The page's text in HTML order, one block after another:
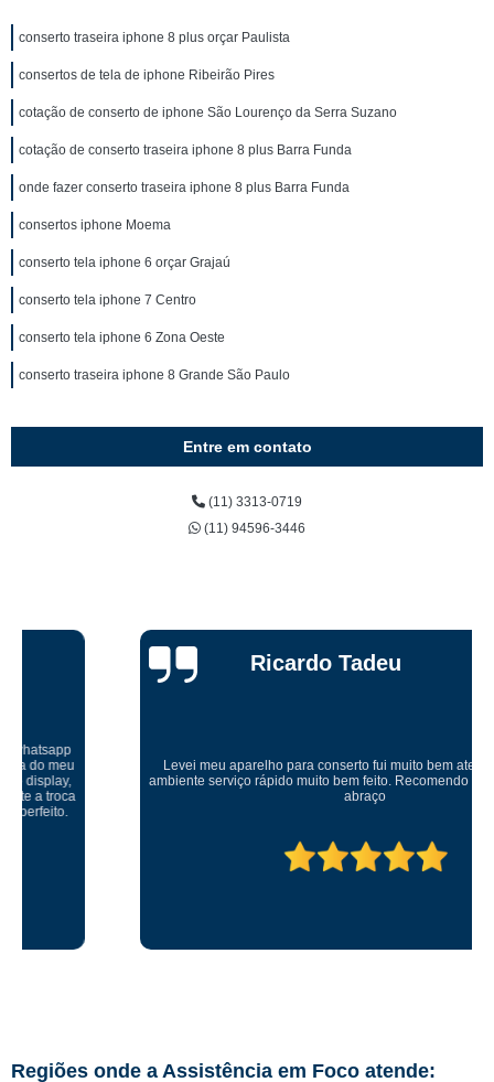
conserto traseira iphone 8 plus orçar Paulista
consertos de tela de iphone Ribeirão Pires
cotação de conserto de iphone São Lourenço da Serra Suzano
cotação de conserto traseira iphone 8 plus Barra Funda
onde fazer conserto traseira iphone 8 plus Barra Funda
consertos iphone Moema
conserto tela iphone 6 orçar Grajaú
conserto tela iphone 7 Centro
conserto tela iphone 6 Zona Oeste
conserto traseira iphone 8 Grande São Paulo
Entre em contato
(11) 3313-0719
(11) 94596-3446
Ricardo Tadeu
Levei meu aparelho para conserto fui muito bem atendido um ótimo
ambiente serviço rápido muito bem feito. Recomendo serviço muito bom
Regiões onde a Assistência em Foco atende: